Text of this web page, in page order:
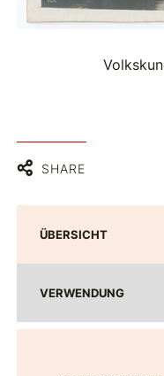
SHARE
ÜBERSICHT
VERWENDUNG